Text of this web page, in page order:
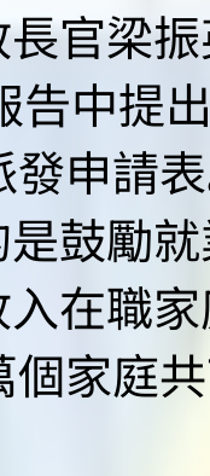
官梁
告中提
申請
鼓勵
在職
個家庭